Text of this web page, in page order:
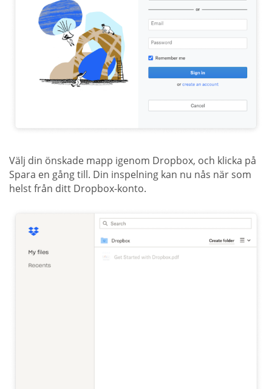
Välj din önskade mapp igenom Dropbox, och klicka på
Spara en gång till. Din inspelning kan nu nås när som
helst från ditt Dropbox-konto.